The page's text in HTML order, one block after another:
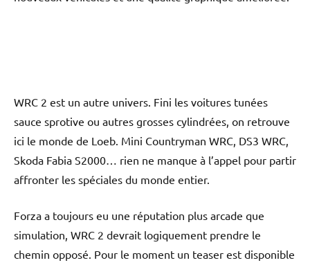
WRC 2 est un autre univers. Fini les voitures tunées
sauce sprotive ou autres grosses cylindrées, on retrouve
ici le monde de Loeb. Mini Countryman WRC, DS3 WRC,
Skoda Fabia S2000… rien ne manque à l’appel pour partir
affronter les spéciales du monde entier.
Forza a toujours eu une réputation plus arcade que
simulation, WRC 2 devrait logiquement prendre le
chemin opposé. Pour le moment un teaser est disponible